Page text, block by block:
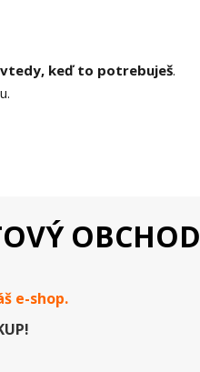
vtedy, keď to potrebuješ.
OBCHOD
e-shop.